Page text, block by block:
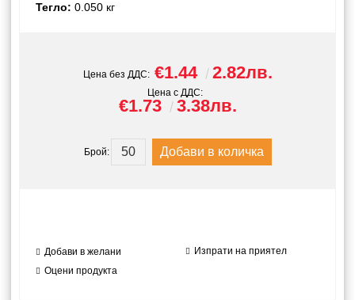
Тегло: 0.050 кг
Цена без ДДС: €1.44 2.82лв.
Цена с ДДС:
€1.73 3.38лв.
Брой:
Добави в желани
Изпрати на приятел
Оцени продукта